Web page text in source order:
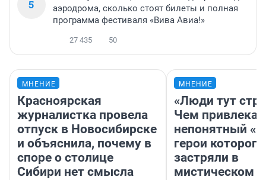
5
аэродрома, сколько стоят билеты и полная
программа фестиваля «Вива Авиа!»
27 435 50
МНЕНИЕ
Красноярская
журналистка провела
отпуск в Новосибирске
и объяснила, почему в
споре о столице
Сибири нет смысла
МНЕНИЕ
«Люди тут
Чем
непонятный
герои которого
застряли в
мистическом